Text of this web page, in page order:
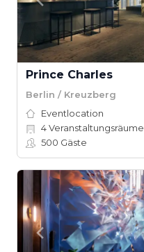
Prince Charles
Berlin / Kreuzberg
Eventlocation
4Veranstaltungsräume
500 Gäste